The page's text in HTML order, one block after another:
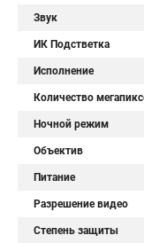
Звук
ИК Подстветка
Исполнение
Количество
Ночной режим
Объектив
Питание
Разрешение видео
Степень защиты